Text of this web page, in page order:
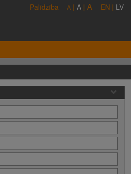
Palīdzība A | A | A EN | LV